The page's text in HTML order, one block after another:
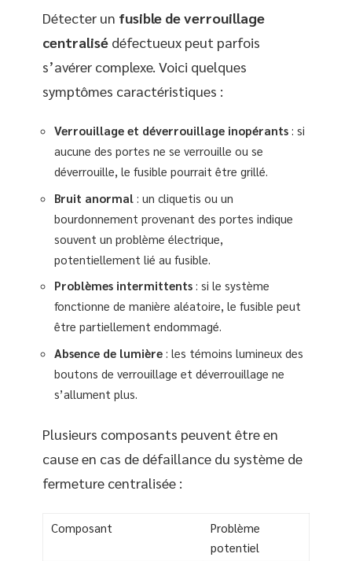
Détecter un fusible de verrouillage
centralisé défectueux peut parfois
s’avérer complexe. Voici quelques
symptômes caractéristiques :
Verrouillage et déverrouillage inopérants : si
aucune des portes ne se verrouille ou se
déverrouille, le fusible pourrait être grillé.
Bruit anormal : un cliquetis ou un
bourdonnement provenant des portes indique
souvent un problème électrique,
potentiellement lié au fusible.
Problèmes intermittents : si le système
fonctionne de manière aléatoire, le fusible peut
être partiellement endommagé.
Absence de lumière : les témoins lumineux des
boutons de verrouillage et déverrouillage ne
s’allument plus.
Plusieurs composants peuvent être en
cause en cas de défaillance du système de
fermeture centralisée :
Composant
Problème
potentiel